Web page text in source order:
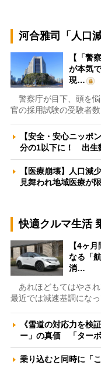
河合雅司「人口
【「警
が本気
現…
警察庁が目下、頭を
官の採用試験の受験者
【安全・安心ニッポ
分の1以下に！ 出生
【医療崩壊】人口減
見舞われ地域医療
快適クルマ生活
【4ヶ
なる「
消…
あれほどもてはやされ
最近では減速基調にな
《雪道の対応力を検
ー」の真価 「ター
乗り込むと同時に「